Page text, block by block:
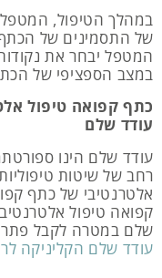
במהלך הטיפול, המטפל
של התסמינים של
המטפל יבחר את נקודות
במצב הספציפי של
כתף קפואה טיפול
עודד שלם
עודד שלם הינו
רחב של שיטות
אלטרנטיבי של כתף
קפואה טיפול
שלם במטרה לקבל
עודד שלם הקליניקה